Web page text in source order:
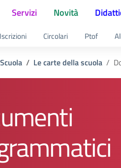
Servizi Novità
Iscrizioni Circolari Ptof
Scuola Le carte della scuola